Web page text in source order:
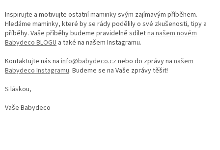
Inspirujte a motivujte ostatní maminky svým zajímavým příběhem.
Hledáme maminky, které by se rády podělily o své zkušenosti, tipy a
příběhy. Vaše příběhy budeme pravidelně sdíletna našem novém
Babydeco BLOGU a také na našem Instagramu.
Kontaktujte nás na info@babydeco.cznebo do zprávy na našem
Babydeco Instagramu. Budeme se na Vaše zprávy těšit!
S láskou,
Vaše Babydeco